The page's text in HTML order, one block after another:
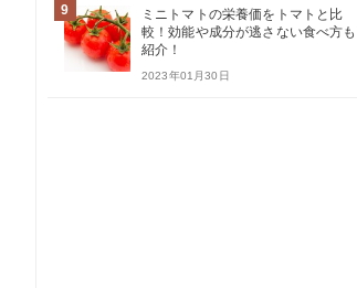
9
ミニトマトの栄養価をトマトと比
較！効能や成分が逃さない食べ方も
紹介！
2023年01月30日